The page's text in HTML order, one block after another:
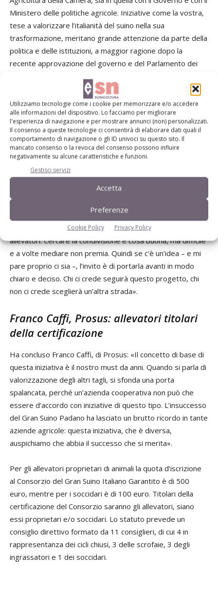
Utilizziamo tecnologie come i cookie per memorizzare e/o accedere
alle informazioni del dispositivo. Lo facciamo per migliorare
l'esperienza di navigazione e per mostrare annunci (non) personalizzati.
Il consenso a queste tecnologie ci consentirà di elaborare dati quali il
comportamento di navigazione o gli ID univoci su questo sito. Il
mancato consenso o la revoca del consenso possono influire
negativamente su alcune caratteristiche e funzioni.
Gestisci servizi
Accetta
Preferenze
Cookie Policy Privacy Policy
Ministero delle politiche agricole. Iniziative come la vostra,
tese a valorizzare l’italianità del suino nella sua
trasformazione, meritano grande attenzione da parte della
politica e delle istituzioni, a maggior ragione dopo la
recente approvazione del governo e del Parlamento dei
made in Italy attraverso l’introduzione dell’etichettatura
della carta d’identità del prodotto».
Lorenzo Fontanesi, Opas: perplessità
sull’adesione
il proprio appoggio al progetto, è giunto l’invito a scegliere
la via non della mediazione, ma della decisione: «L’iniziativa
è valida perché quello che riguarda la valorizzazione degli
altri tagli è un problema che ci trasciniamo da tempo.
Rimane la perplessità sull’adesione di un numero elevato di
allevatori. Cercare la condivisione è cosa buona, ma difficile
e a volte mediare non premia. Quindi se c’è un’idea – e mi
pare proprio ci sia –, l’invito è di portarla avanti in modo
chiaro e deciso. Chi ci crede seguirà questo progetto, chi
non ci crede sceglierà un’altra strada».
Franco Caffi, Prosus: allevatori titolari
della certificazione
Ha concluso Franco Caffi, di Prosus: «Il concetto di base di
questa iniziativa è il nostro must da anni. Quando si parla di
valorizzazione degli altri tagli, si sfonda una porta
spalancata, perché un’azienda cooperativa non può che
essere d’accordo con iniziative di questo tipo. L’insuccesso
del Gran Suino Padano ha lasciato un brutto ricordo in tante
aziende agricole: questa iniziativa, che è diversa,
auspichiamo che abbia il successo che si merita».
Per gli allevatori proprietari di animali la quota d’iscrizione
al Consorzio del Gran Suino Italiano Garantito è di 500
euro, mentre per i soccidari è di 100 euro. Titolari della
certificazione del Consorzio saranno gli allevatori, siano
essi proprietari e/o soccidari. Lo statuto prevede un
consiglio direttivo formato da 11 consiglieri, di cui 4 in
rappresentanza dei cicli chiusi, 3 delle scrofaie, 3 degli
ingrassatori e 1 dei soccidari.